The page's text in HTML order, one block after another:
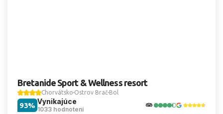
Bretanide Sport & Wellness resort
Chorvátsko Ostrov Brač Bol
Vynikajúce
1033 hodnotení
93%